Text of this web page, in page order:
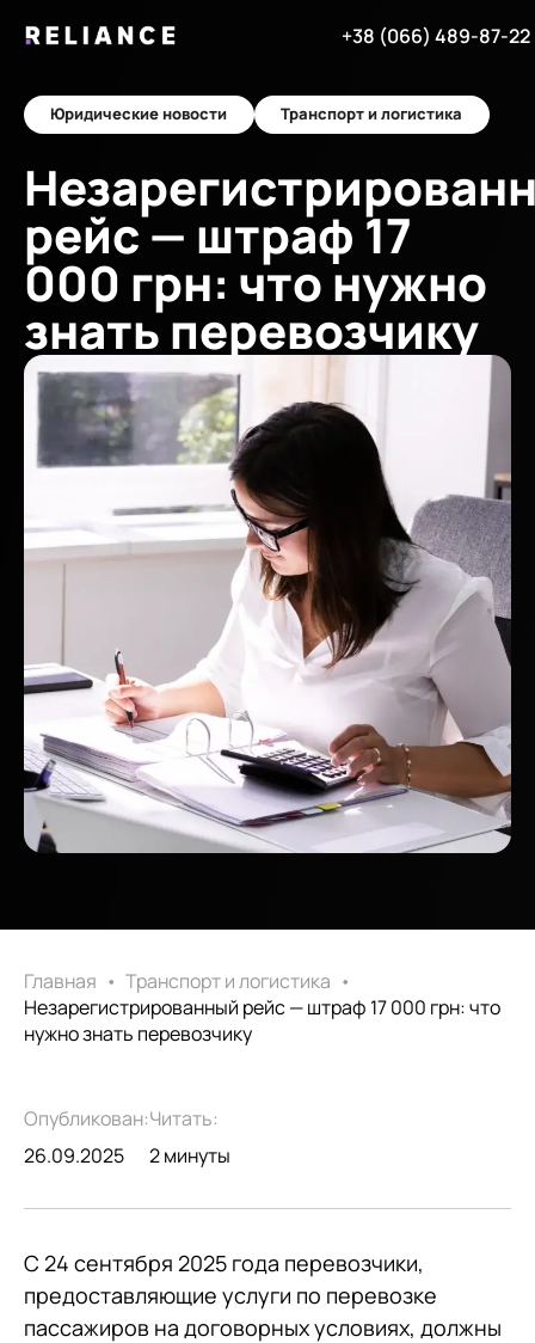
+38 (066) 489-87-22
Юридические новости Транспорт и логистика
рейс — штраф 17
000 грн: что нужно
знать перевозчику
Главная • Транспорт и логистика •
Незарегистрированный рейс — штраф 17 000 грн: что
нужно знать перевозчику
Опубликован:
26.09.2025
Читать:
2 минуты
С 24 сентября 2025 года перевозчики,
предоставляющие услуги по перевозке
пассажиров на договорных условиях, должны